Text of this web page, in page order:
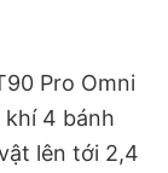
Pro Omni
4 bánh
lên tới 2,4